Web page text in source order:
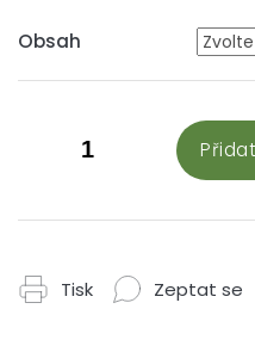
Obsah
Tisk Zeptat se